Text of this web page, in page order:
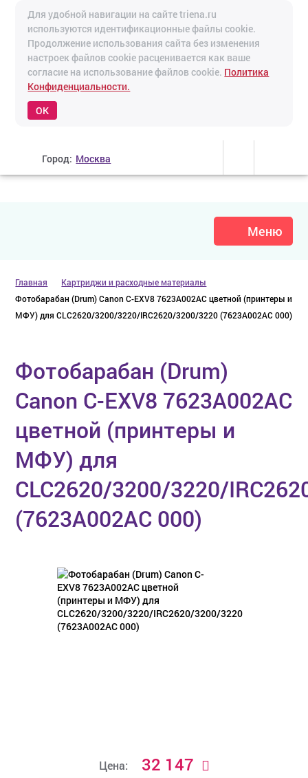
Для удобной навигации на сайте triena.ru
используются идентификационные файлы cookie.
Продолжение использования сайта без изменения
настроек файлов cookie расценивается как ваше
согласие на использование файлов cookie. Политика
Конфиденциальности.
OK
Город: Москва
Меню
Главная
Картриджи и расходные материалы
Фотобарабан (Drum) Canon C-EXV8 7623A002AC цветной (принтеры и
МФУ) для CLC2620/3200/3220/IRC2620/3200/3220 (7623A002AC 000)
Фотобарабан (Drum)
Canon C-EXV8 7623A002AC
цветной (принтеры и
МФУ) для
CLC2620/3200/3220/
(7623A002AC 000)
Цена: 32 147